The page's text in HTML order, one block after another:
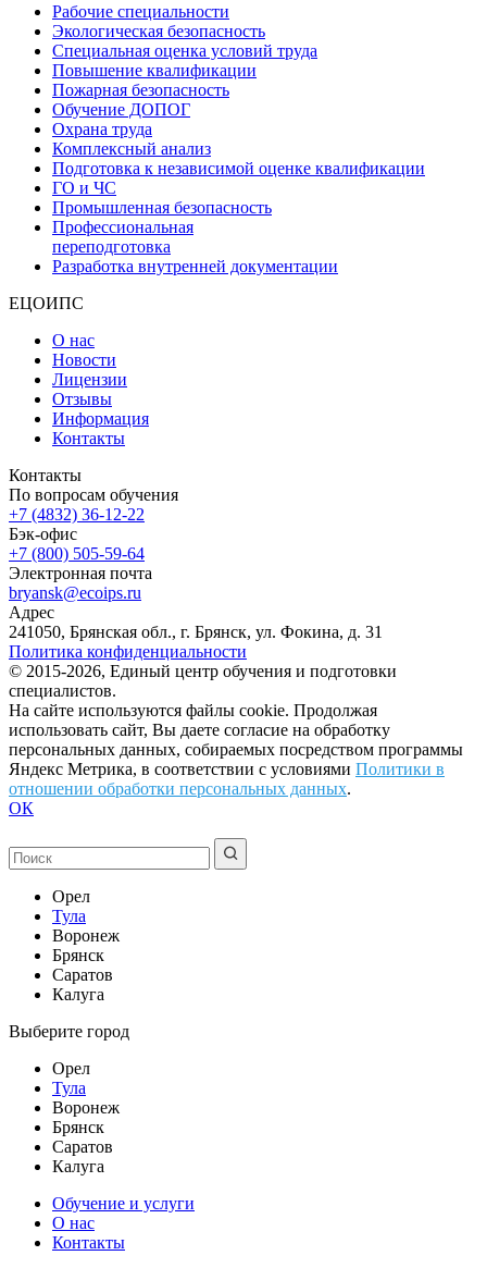
Рабочие специальности
Экологическая безопасность
Специальная оценка условий труда
Повышение квалификации
Пожарная безопасность
Обучение ДОПОГ
Охрана труда
Комплексный анализ
Подготовка к независимой оценке квалификации
ГО и ЧС
Промышленная безопасность
Профессиональная
переподготовка
Разработка внутренней документации
ЕЦОИПС
О нас
Новости
Лицензии
Отзывы
Информация
Контакты
Контакты
По вопросам обучения
+7 (4832) 36-12-22
Бэк-офис
+7 (800) 505-59-64
Электронная почта
bryansk@ecoips.ru
Адрес
241050, Брянская обл., г. Брянск, ул. Фокина, д. 31
Политика конфиденциальности
© 2015-2026, Единый центр обучения и подготовки
специалистов.
На сайте используются файлы cookie. Продолжая
использовать сайт, Вы даете согласие на обработку
персональных данных, собираемых посредством программы
Яндекс Метрика, в соответствии с условиями Политики в
отношении обработки персональных данных.
ОК
Орел
Тула
Воронеж
Брянск
Саратов
Калуга
Выберите город
Орел
Тула
Воронеж
Брянск
Саратов
Калуга
Обучение и услуги
О нас
Контакты